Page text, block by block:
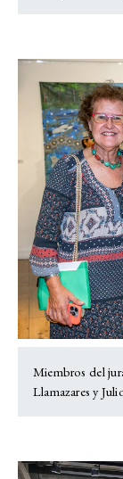
Miembros del
Llamazares y